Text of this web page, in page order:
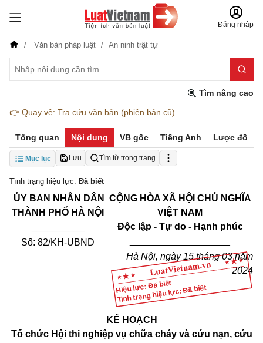
Đăng nhập
Văn bản pháp luật An ninh trật tự
Tìm nâng cao
👉 Quay về: Tra cứu văn bản (phiên bản cũ)
Tổng quan Nội dung VB gốc Tiếng Anh Lược đồ
Mục lục Lưu Tìm từ trong trang
Tình trạng hiệu lực: Đã biết
Hiệu lực: Đã biết
Tình trạng hiệu lực: Đã biết
ỦY BAN NHÂN DÂN
THÀNH PHỐ HÀ NỘI
Số: 82/KH-UBND
CỘNG HÒA XÃ HỘI CHỦ NGHĨA
VIỆT NAM
Độc lập - Tự do - Hạnh phúc
Hà Nội, ngày 15tháng03năm
2024
KẾ HOẠCH
Tổ chức Hội thi nghiệp vụ chữa cháy và cứu nạn, cứu